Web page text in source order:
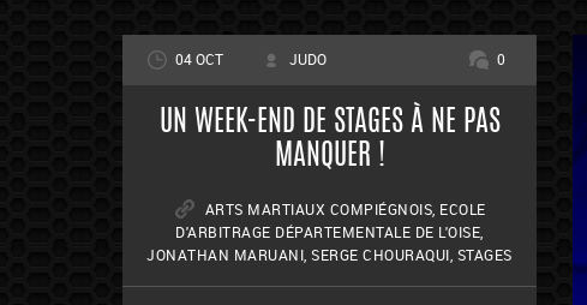
04 OCT JUDO 0
UN WEEK-END DE STAGES À NE PAS
MANQUER !
ARTS MARTIAUX COMPIÉGNOIS ECOLE
D'ARBITRAGE DÉPARTEMENTALE DE L'OISE
JONATHAN MARUANI ,SERGE CHOURAQUI STAGES